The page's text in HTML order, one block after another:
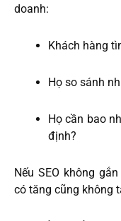
doanh:
Khách hàng
Họ so sánh
Họ cần bao
định?
Nếu SEO không
có tăng cũng không